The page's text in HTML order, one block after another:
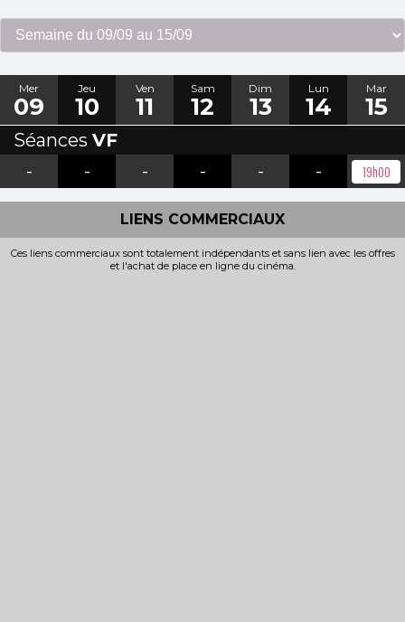
Mer
09
Jeu
10
Ven
11
Sam
12
Dim
13
Lun
14
Mar
15
Séances VF
-
- - - - - 19h00
LIENS COMMERCIAUX
Ces liens commerciaux sont totalement indépendants et sans lien avec les offres
et l'achat de place en ligne du cinéma.